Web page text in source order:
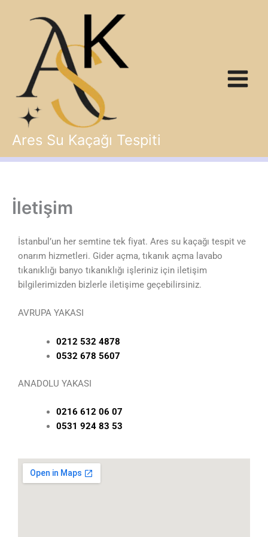
Ares Su Kaçağı Tespiti
İletişim
İstanbul’un her semtine tek fiyat. Ares su kaçağı tespit ve
onarım hizmetleri. Gider açma, tıkanık açma lavabo
tıkanıklığı banyo tıkanıklığı işleriniz için iletişim
bilgilerimizden bizlerle iletişime geçebilirsiniz.
AVRUPA YAKASI
0212 532 4878
0532 678 5607
ANADOLU YAKASI
0216 612 06 07
0531 924 83 53